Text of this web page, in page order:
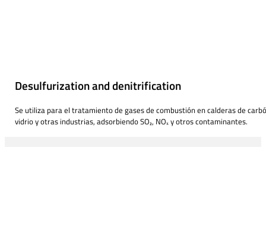
Desulfurization and denitrification
Se utiliza para el tratamiento de gases de combustión en calderas de
vidrio y otras industrias, adsorbiendo SO₂, NOₓ y otros contaminantes.